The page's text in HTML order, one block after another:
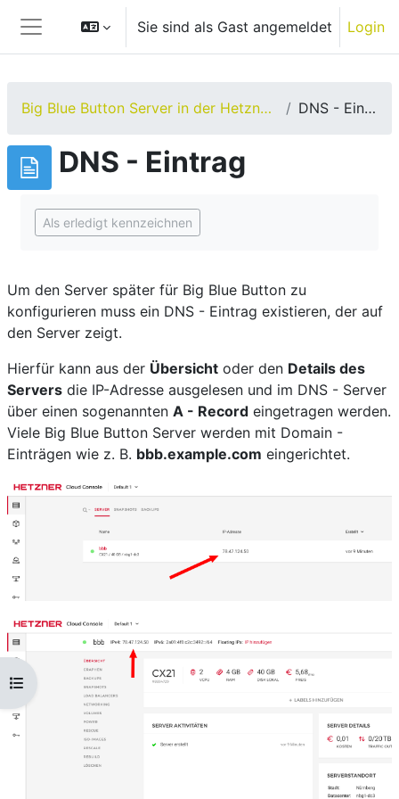
Website-Übersicht
Sie sind als Gast angemeldet Login
Kursindex öffnen
Big Blue Button Server in der Hetzner Cloud DNS - Eintrag
DNS - Eintrag
Als erledigt kennzeichnen
Um den Server später für Big Blue Button zu
konfigurieren muss ein DNS - Eintrag existieren, der auf
den Server zeigt.
Hierfür kann aus der Übersicht oder den Details des
Servers die IP-Adresse ausgelesen und im DNS - Server
über einen sogenannten A - Record eingetragen werden.
Viele Big Blue Button Server werden mit Domain -
Einträgen wie z. B. bbb.example.com eingerichtet.